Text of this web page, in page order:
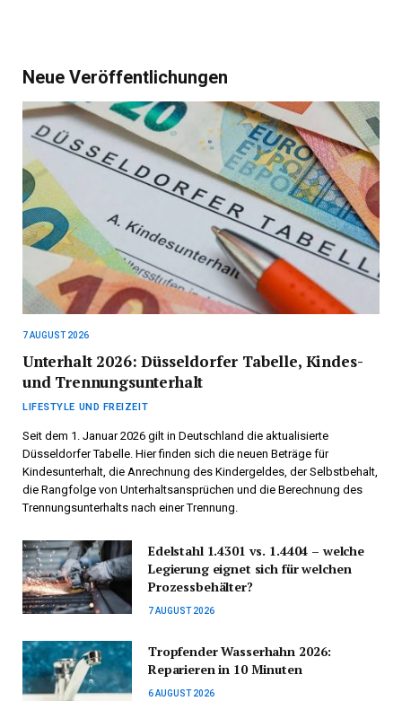
Neue Veröffentlichungen
7 AUGUST 2026
Unterhalt 2026: Düsseldorfer Tabelle, Kindes-
und Trennungsunterhalt
LIFESTYLE UND FREIZEIT
Seit dem 1. Januar 2026 gilt in Deutschland die aktualisierte
Düsseldorfer Tabelle. Hier finden sich die neuen Beträge für
Kindesunterhalt, die Anrechnung des Kindergeldes, der Selbstbehalt,
die Rangfolge von Unterhaltsansprüchen und die Berechnung des
Trennungsunterhalts nach einer Trennung.
Edelstahl 1.4301 vs. 1.4404 – welche
Legierung eignet sich für welchen
Prozessbehälter?
7 AUGUST 2026
Tropfender Wasserhahn 2026:
Reparieren in 10 Minuten
6 AUGUST 2026